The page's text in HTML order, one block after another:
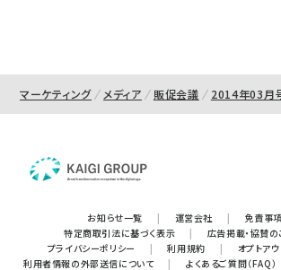
マーケティング メディア 販促会議 2014年03月
お知らせ一覧 | 運営会社 | 免責事項
特定商取引法に基づく表示
| 広告掲載・協賛
プライバシーポリシー
| 利用規約 | オプトア
利用者情報の外部送信について
| よくあるご質問（FAQ）